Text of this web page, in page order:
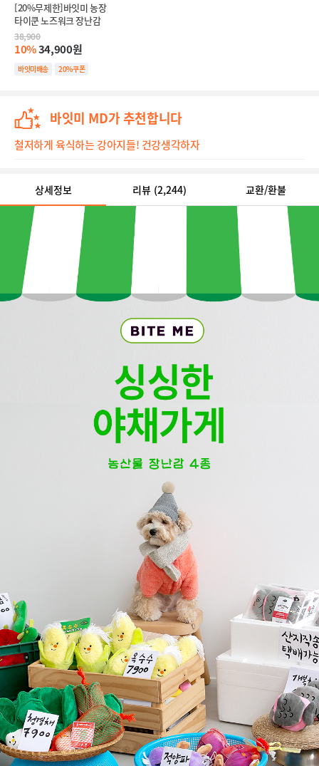
[20%무제한]바잇미 농장
타이쿤 노즈워크 장난감
38,900
10%34,900원
바잇미배송 20%쿠폰
바잇미 MD가 추천합니다
철저하게 육식하는 강아지들! 건강생각하자
상세정보 리뷰 (2,244) 교환/환불